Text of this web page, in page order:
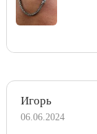
Игорь
06.06.2024